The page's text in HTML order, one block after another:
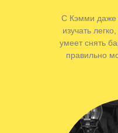
С Кэмми даже
изучать
умеет снять
правильно